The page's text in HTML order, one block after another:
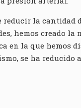
reducir la
hemos creado la
en la que hemos
se ha reducido